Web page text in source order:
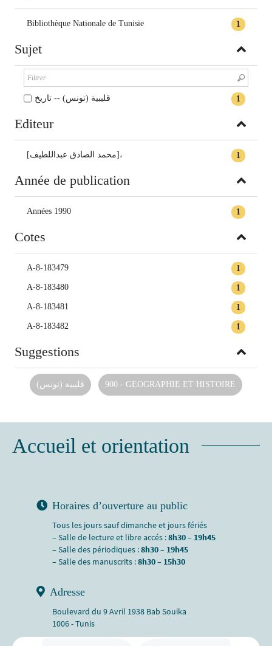
1
Bibliothèque Nationale de Tunisie
Sujet
1 قليبية (تونس) -- تاريخ
Editeur
1 [محمد الصادق عبداللطيف]،
Année de publication
1
Années 1990
Cotes
1
A-8-183479
1
A-8-183480
1
A-8-183481
1
A-8-183482
Suggestions
قليبية (تونس) 900 - GEOGRAPHIE ET HISTOIRE
Accueil et orientation
Horaires d’ouverture au public
Tous les jours sauf dimanche et jours fériés
– Salle de lecture et libre accés :8h30 – 19h45
– Salle des périodiques :8h30 – 19h45
– Salle des manuscrits :8h30 – 15h30
Adresse
Boulevard du 9 Avril 1938 Bab Souika
1006 - Tunis